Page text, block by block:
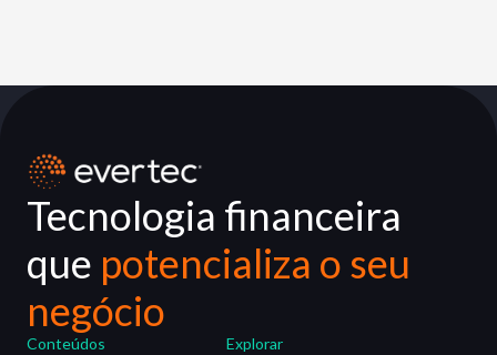
Tecnologia financeira
que potencializa o seu
negócio
Conteúdos
Explorar